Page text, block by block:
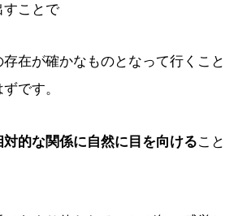
すことで
在が確かなものとなって行くこと
です。
対的な関係に自然に目を向けること